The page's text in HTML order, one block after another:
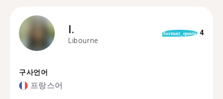
I.
Libourne
format_quote 4
구사언어
프랑스어